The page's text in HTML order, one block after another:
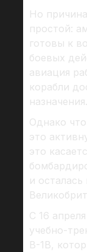
Но
простой:
готовы к
боевых
авиация
корабли
назначения.
Однако
это
это
и
С 16
учебно-
В-1В,